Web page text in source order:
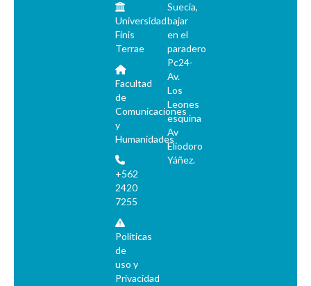
Universidad
Finis
Terrae
Facultad
de
Comunicaciones
y
Humanidades
+562
2420
7255
Políticas
de
uso y
Privacidad
Suecia,
bajar
en el
paradero
Pc24-
Av.
Los
Leones
esquina
Av
Eliodoro
Yáñez.